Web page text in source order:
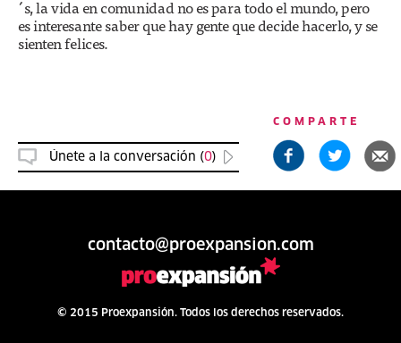
´s, la vida en comunidad no es para todo el mundo, pero
es interesante saber que hay gente que decide hacerlo, y se
sienten felices.
Únete a la conversación (0)
COMPARTE
contacto@proexpansion.com
© 2015 Proexpansión. Todos los derechos reservados.